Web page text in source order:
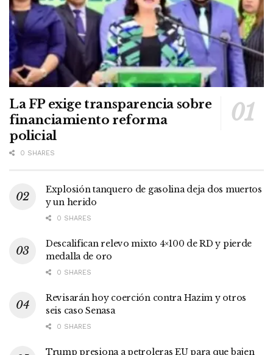
La FP exige transparencia sobre
financiamiento reforma
policial
0 SHARES
Explosión tanquero de gasolina deja dos muertos
y un herido
0 SHARES
Descalifican relevo mixto 4×100 de RD y pierde
medalla de oro
0 SHARES
Revisarán hoy coerción contra Hazim y otros
seis caso Senasa
0 SHARES
Trump presiona a petroleras EU para que bajen